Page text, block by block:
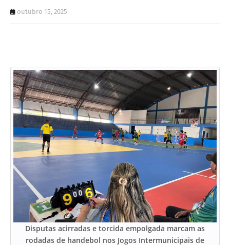
outubro 15, 2025
Disputas acirradas e torcida empolgada marcam as
rodadas de handebol nos Jogos Intermunicipais de